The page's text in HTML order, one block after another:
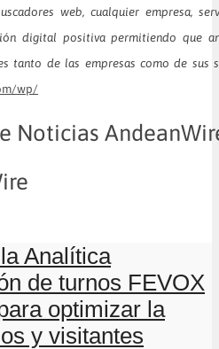
web, cualquier empresa,
digital positiva permitiendo que
tanto de las empresas como de sus
wp/
Noticias
Analítica
de turnos FEVOX
optimizar la
y visitantes